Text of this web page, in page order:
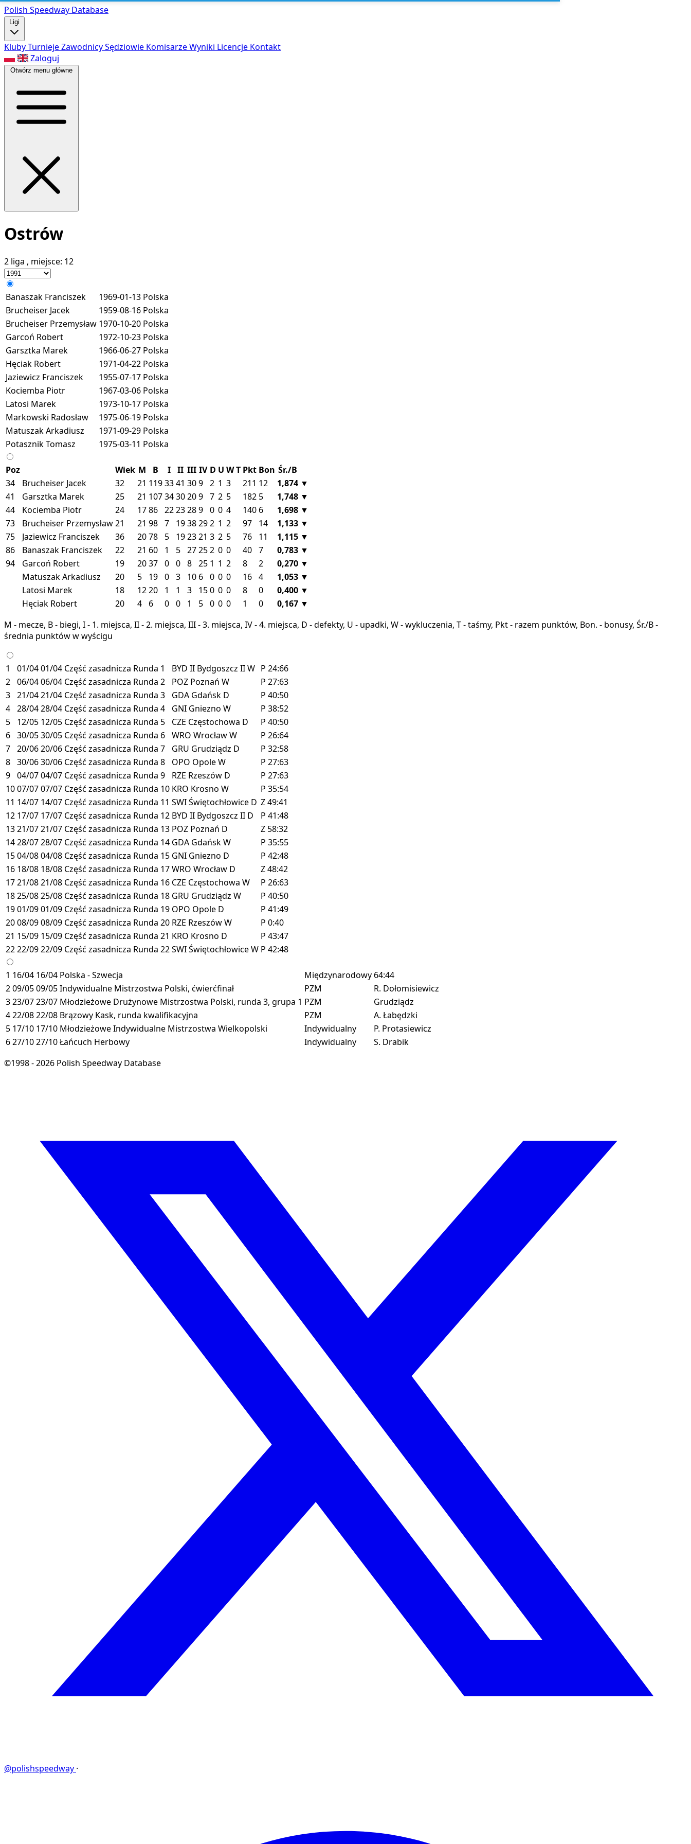
Polish Speedway Database
Ligi
KlubyTurniejeZawodnicySędziowie KomisarzeWyniki Licencje Kontakt
Zaloguj
Otwórz menu główne
Ostrów
2 liga , miejsce: 12
Banaszak Franciszek 1969-01-13 Polska
Brucheiser Jacek
1959-08-16 Polska
Brucheiser Przemysław 1970-10-20 Polska
Garcoń Robert
1972-10-23 Polska
Garsztka Marek
1966-06-27 Polska
Hęciak Robert
1971-04-22 Polska
Jaziewicz Franciszek
1955-07-17 Polska
Kociemba Piotr
1967-03-06 Polska
Latosi Marek
1973-10-17 Polska
Markowski Radosław
1975-06-19 Polska
Matuszak Arkadiusz
1971-09-29 Polska
Potasznik Tomasz
1975-03-11 Polska
Poz Wiek M B I II III IV D U WT Pkt Bon Śr./B
34
Brucheiser Jacek 32 21 1193341 309 2 1 3 211 12 1,874 ▼
41
Garsztka Marek 25 21 1073430209 7 2 5 182 5 1,748 ▼
44
Kociemba Piotr 24 1786 2223289 0 0 4 140 6 1,698 ▼
73
Brucheiser Przemysław21 21 98 7 1938292 1 2 97 14 1,133 ▼
75
Jaziewicz Franciszek 36 2078 5 192321 3 2 5 76 11 1,115 ▼
86
Banaszak Franciszek 22 21 60 1 5 27252 0 0 40 7 0,783 ▼
94
Garcoń Robert 19 2037 0 0 8 25 1 1 2 8 2 0,270 ▼
Matuszak Arkadiusz
20 5 19 0 3 10 6 0 0 0 16 4 1,053 ▼
Latosi Marek
18 1220 1 1 3 150 0 0 8 0 0,400 ▼
Hęciak Robert
20 4 6 0 0 1 5 0 0 0 1 0 0,167 ▼
M - mecze, B - biegi, I - 1. miejsca, II - 2. miejsca, III - 3. miejsca, IV - 4. miejsca, D - defekty, U - upadki, W - wykluczenia, T - taśmy, Pkt - razem punktów, Bon. - bonusy, Śr./B -
średnia punktów w wyścigu
1 01/0401/04 Część zasadnicza Runda 1 BYD II Bydgoszcz IIW P 24:66
2 06/0406/04 Część zasadnicza Runda 2 POZ Poznań W P 27:63
3 21/0421/04 Część zasadnicza Runda 3 GDA Gdańsk D P 40:50
4 28/0428/04 Część zasadnicza Runda 4 GNI Gniezno W P 38:52
5
12/05 12/05 Część zasadnicza Runda 5 CZE Częstochowa D P 40:50
6 30/0530/05 Część zasadnicza Runda 6 WRO WrocławW P 26:64
7 20/0620/06 Część zasadnicza Runda 7 GRU Grudziądz D P 32:58
8 30/0630/06 Część zasadnicza Runda 8 OPO OpoleW P 27:63
9 04/0704/07 Część zasadnicza Runda 9 RZE Rzeszów D P 27:63
1007/0707/07 Część zasadnicza Runda 10 KRO Krosno W P 35:54
11 14/07 14/07 Część zasadnicza Runda 11 SWIŚwiętochłowice D Z49:41
12 17/07 17/07 Część zasadnicza Runda 12 BYD II Bydgoszcz II D P 41:48
1321/0721/07 Część zasadnicza Runda 13 POZ Poznań D Z 58:32
1428/0728/07 Część zasadnicza Runda 14 GDA GdańskW P 35:55
1504/0804/08 Część zasadnicza Runda 15 GNI Gniezno D P 42:48
16 18/08 18/08 Część zasadnicza Runda 17WRO Wrocław D Z48:42
1721/0821/08 Część zasadnicza Runda 16 CZE Częstochowa W P 26:63
1825/0825/08 Część zasadnicza Runda 18 GRU Grudziądz W P 40:50
1901/0901/09 Część zasadnicza Runda 19 OPO Opole D P 41:49
2008/0908/09 Część zasadnicza Runda 20 RZE RzeszówW P 0:40
21 15/09 15/09 Część zasadnicza Runda 21 KRO Krosno D P 43:47
2222/0922/09 Część zasadnicza Runda 22SWIŚwiętochłowiceW P 42:48
1 16/04 16/04 Polska - Szwecja Międzynarodowy 64:44
209/0509/05Indywidualne Mistrzostwa Polski, ćwierćfinał PZM
R. Dołomisiewicz
323/0723/07 Młodzieżowe Drużynowe Mistrzostwa Polski, runda 3, grupa 1 PZM
Grudziądz
422/0822/08 Brązowy Kask, runda kwalifikacyjna PZM
A. Łabędzki
5 17/10 17/10 Młodzieżowe Indywidualne Mistrzostwa Wielkopolski Indywidualny
P. Protasiewicz
627/1027/10Łańcuch Herbowy Indywidualny
S. Drabik
©1998 - 2026 Polish Speedway Database
@polishspeedway ·